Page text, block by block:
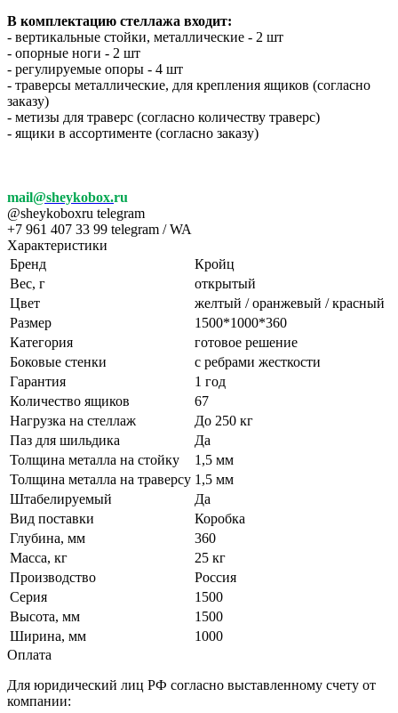
В комплектацию стеллажа входит:
- вертикальные стойки, металлические - 2 шт
- опорные ноги - 2 шт
- регулируемые опоры - 4 шт
- траверсы металлические, для крепления ящиков (согласно
заказу)
- метизы для траверс (согласно количеству траверс)
- ящики в ассортименте (согласно заказу)
mail@sheykobox.ru
@sheykoboxru telegram
+7 961 407 33 99 telegram / WA
Характеристики
Бренд
Кройц
Вес, г
открытый
Цвет
желтый / оранжевый / красный
Размер
1500*1000*360
Категория
готовое решение
Боковые стенки
с ребрами жесткости
Гарантия
1 год
Количество ящиков
67
Нагрузка на стеллаж
До 250 кг
Паз для шильдика
Да
Толщина металла на стойку
1,5 мм
Толщина металла на траверсу 1,5 мм
Штабелируемый
Да
Вид поставки
Коробка
Глубина, мм
360
Масса, кг
25 кг
Производство
Россия
Серия
1500
Высота, мм
1500
Ширина, мм
1000
Оплата
Для юридический лиц РФ согласно выставленному счету от
компании: